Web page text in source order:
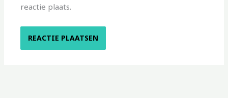
reactie plaats.